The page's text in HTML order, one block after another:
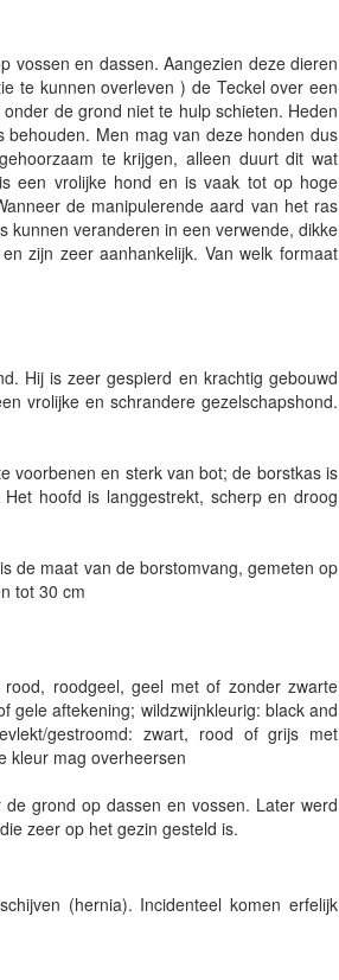
vossen en dassen. Aangezien deze dieren
te kunnen overleven ) de Teckel over een
de grond niet te hulp schieten. Heden
Men mag van deze honden dus
te krijgen, alleen duurt dit wat
een vrolijke hond en is vaak tot op hoge
de manipulerende aard van het ras
kunnen veranderen in een verwende, dikke
zijn zeer aanhankelijk. Van welk formaat
Hij is zeer gespierd en krachtig gebouwd
vrolijke en schrandere gezelschapshond.
voorbenen en sterk van bot; de borstkas is
hoofd is langgestrekt, scherp en droog
de maat van de borstomvang, gemeten op
tot 30 cm
roodgeel, geel met of zonder zwarte
gele aftekening; wildzwijnkleurig: black and
gestroomd: zwart, rood of grijs met
kleur mag overheersen
grond op dassen en vossen. Later werd
zeer op het gezin gesteld is.
(hernia). Incidenteel komen erfelijk